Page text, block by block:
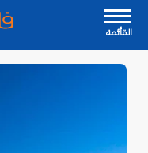
القأئمة